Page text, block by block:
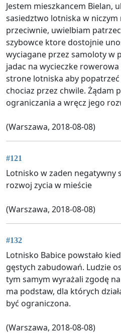
Jestem mieszkancem Bielan,
sasiedztwo lotniska w niczym
przeciwnie, uwielbiam
szybowce ktore dostojnie
wyciagane przez samoloty w
jadac na wycieczke
strone lotniska aby
chociaz przez chwile. Żądam
ograniczania a wręcz jego
(Warszawa, 2018-08-08)
#121
Lotnisko w zaden negatywny
rozwoj zycia w mieście
(Warszawa, 2018-08-08)
#132
Lotnisko Babice powstało
gęstych zabudowań. Ludzie
tym samym wyrażali zgodę
ma podstaw, dla których
być ograniczona.
(Warszawa, 2018-08-08)